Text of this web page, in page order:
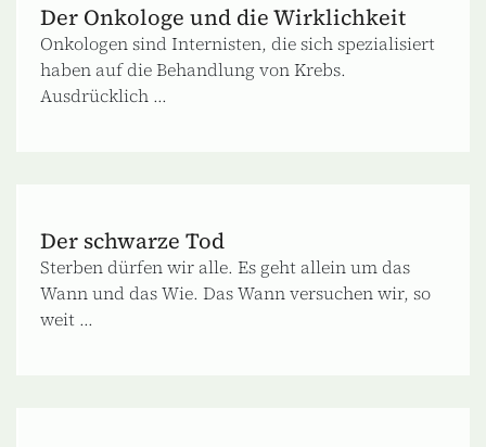
Der Onkologe und die Wirklichkeit
Onkologen sind Internisten, die sich spezialisiert
haben auf die Behandlung von Krebs.
Ausdrücklich ...
Der schwarze Tod
Sterben dürfen wir alle. Es geht allein um das
Wann und das Wie. Das Wann versuchen wir, so
weit ...